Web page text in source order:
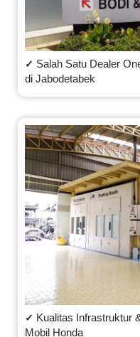
✓ Salah Satu Dealer
di Jabodetabek
✓ Kualitas Infrastruktur
Mobil Honda